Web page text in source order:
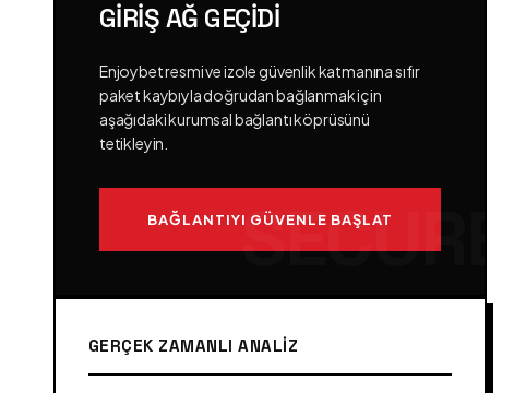
GIRIŞ AĞ GEÇIDI
Enjoybet resmi ve izole güvenlik katmanına sıfır
paket kaybıyla doğrudan bağlanmak için
aşağıdaki kurumsal bağlantı köprüsünü
tetikleyin.
BAĞLANTIYI GÜVENLE BAŞLAT
GERÇEK ZAMANLI ANALIZ